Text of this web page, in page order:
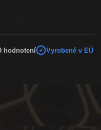
hodnotení Vyrobené v EÚ